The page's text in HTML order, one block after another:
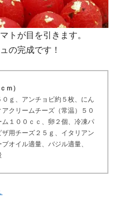
トが目を引きます。
の完成です！
ｍ）
ｇ、アンチョビ約５枚、にん
クリームチーズ（常温）５０
１００ｃｃ、卵２個、冷凍パ
用チーズ２５ｇ、イタリアン
オイル適量、バジル適量、